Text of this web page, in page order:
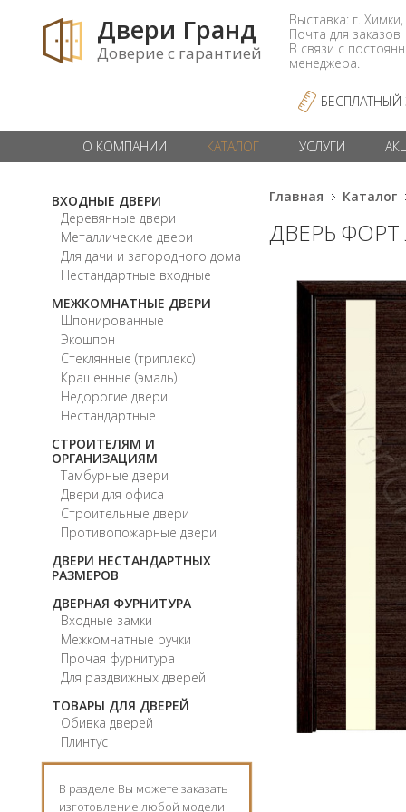
Двери Гранд
Доверие с гарантией
Выставка: г.
Почта для заказов
В связи с
менеджера.
БЕСПЛАТНЫЙ
О КОМПАНИИ КАТАЛОГ УСЛУГИ
ВХОДНЫЕ ДВЕРИ
Деревянные двери
Металлические двери
Для дачи и загородного дома
Нестандартные входные
МЕЖКОМНАТНЫЕ ДВЕРИ
Шпонированные
Экошпон
Стеклянные (триплекс)
Крашенные (эмаль)
Недорогие двери
Нестандартные
СТРОИТЕЛЯМ И
ОРГАНИЗАЦИЯМ
Тамбурные двери
Двери для офиса
Строительные двери
Противопожарные двери
ДВЕРИ НЕСТАНДАРТНЫХ
РАЗМЕРОВ
ДВЕРНАЯ ФУРНИТУРА
Входные замки
Межкомнатные ручки
Прочая фурнитура
Для раздвижных дверей
ТОВАРЫ ДЛЯ ДВЕРЕЙ
Обивка дверей
Плинтус
В разделе Вы можете заказать
изготовление любой модели
Главная Каталог
ДВЕРЬ